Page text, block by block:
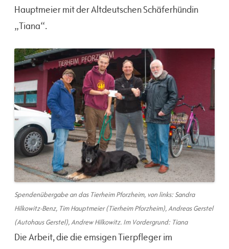
Hauptmeier mit der Altdeutschen Schäferhündin
„Tiana“.
Spendenübergabe an das Tierheim Pforzheim, von links: Sandra
Hilkowitz-Benz, Tim Hauptmeier (Tierheim Pforzheim), Andreas Gerstel
(Autohaus Gerstel), Andrew Hilkowitz. Im Vordergrund: Tiana
Die Arbeit, die die emsigen Tierpfleger im